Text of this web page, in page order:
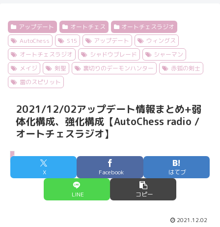
アップデート オートチェス
オートチェスラジオ
AutoChess
S15 アップデート
ウィングス
オートチェスラジオ
シャドウブレード
シャーマン
メイジ
剣聖 裏切りのデーモンハンター
赤狐の剣士
雷のスピリット
2021/12/02アップデート情報まとめ+弱
体化構成、強化構成【AutoChess radio /
オートチェスラジオ】
アップデート
X Facebook はてブ
LINE コピー
2021.12.02